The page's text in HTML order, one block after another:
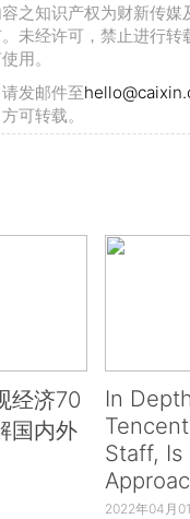
之知识产权为财新传媒
未经许可，禁止进行转
用。
发邮件至
可转载。
经济70
国内外
In
Staff, Is
2022年04月